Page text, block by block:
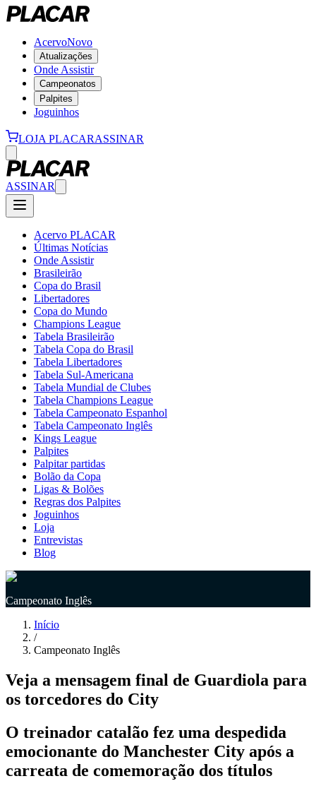
AcervoNovo
Atualizações
Onde Assistir
Campeonatos
Palpites
Joguinhos
LOJA PLACARASSINAR
ASSINAR
Acervo PLACAR
Últimas Notícias
Onde Assistir
Brasileirão
Copa do Brasil
Libertadores
Copa do Mundo
Champions League
Tabela Brasileirão
Tabela Copa do Brasil
Tabela Libertadores
Tabela Sul-Americana
Tabela Mundial de Clubes
Tabela Champions League
Tabela Campeonato Espanhol
Tabela Campeonato Inglês
Kings League
Palpites
Palpitar partidas
Bolão da Copa
Ligas & Bolões
Regras dos Palpites
Joguinhos
Loja
Entrevistas
Blog
Campeonato Inglês
Início
/
Campeonato Inglês
Veja a mensagem final de Guardiola para
os torcedores do City
O treinador catalão fez uma despedida
emocionante do Manchester City após a
carreata de comemoração dos títulos